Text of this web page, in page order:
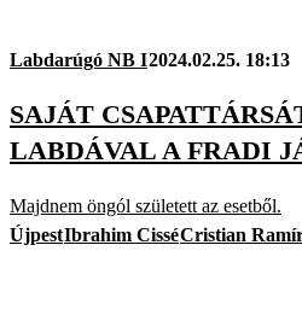
Labdarúgó NB I2024.02.25. 18:13
SAJÁT
LABDÁVAL A FRADI
Majdnem öngól született az esetből.
ÚjpestIbrahim CisséCristian